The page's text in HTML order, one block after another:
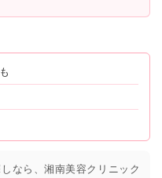
なら、湘南美容クリニック